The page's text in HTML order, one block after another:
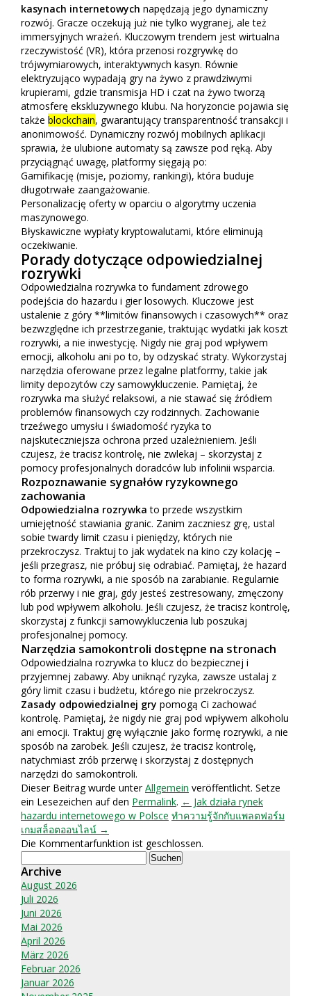
kasynach internetowych napędzają jego dynamiczny
rozwój. Gracze oczekują już nie tylko wygranej, ale też
immersyjnych wrażeń. Kluczowym trendem jest wirtualna
rzeczywistość (VR), która przenosi rozgrywkę do
trójwymiarowych, interaktywnych kasyn. Równie
elektryzująco wypadają gry na żywo z prawdziwymi
krupierami, gdzie transmisja HD i czat na żywo tworzą
atmosferę ekskluzywnego klubu. Na horyzoncie pojawia się
także blockchain, gwarantujący transparentność transakcji i
anonimowość. Dynamiczny rozwój mobilnych aplikacji
sprawia, że ulubione automaty są zawsze pod ręką. Aby
przyciągnąć uwagę, platformy sięgają po:
Gamifikację (misje, poziomy, rankingi), która buduje
długotrwałe zaangażowanie.
Personalizację oferty w oparciu o algorytmy uczenia
maszynowego.
Błyskawiczne wypłaty kryptowalutami, które eliminują
oczekiwanie.
Porady dotyczące odpowiedzialnej
rozrywki
Odpowiedzialna rozrywka to fundament zdrowego
podejścia do hazardu i gier losowych. Kluczowe jest
ustalenie z góry **limitów finansowych i czasowych** oraz
bezwzględne ich przestrzeganie, traktując wydatki jak koszt
rozrywki, a nie inwestycję. Nigdy nie graj pod wpływem
emocji, alkoholu ani po to, by odzyskać straty. Wykorzystaj
narzędzia oferowane przez legalne platformy, takie jak
limity depozytów czy samowykluczenie. Pamiętaj, że
rozrywka ma służyć relaksowi, a nie stawać się źródłem
problemów finansowych czy rodzinnych. Zachowanie
trzeźwego umysłu i świadomość ryzyka to
najskuteczniejsza ochrona przed uzależnieniem. Jeśli
czujesz, że tracisz kontrolę, nie zwlekaj – skorzystaj z
pomocy profesjonalnych doradców lub infolinii wsparcia.
Rozpoznawanie sygnałów ryzykownego
zachowania
Odpowiedzialna rozrywka to przede wszystkim
umiejętność stawiania granic. Zanim zaczniesz grę, ustal
sobie twardy limit czasu i pieniędzy, których nie
przekroczysz. Traktuj to jak wydatek na kino czy kolację –
jeśli przegrasz, nie próbuj się odrabiać. Pamiętaj, że hazard
to forma rozrywki, a nie sposób na zarabianie. Regularnie
rób przerwy i nie graj, gdy jesteś zestresowany, zmęczony
lub pod wpływem alkoholu. Jeśli czujesz, że tracisz kontrolę,
skorzystaj z funkcji samowykluczenia lub poszukaj
profesjonalnej pomocy.
Narzędzia samokontroli dostępne na stronach
Odpowiedzialna rozrywka to klucz do bezpiecznej i
przyjemnej zabawy. Aby uniknąć ryzyka, zawsze ustalaj z
góry limit czasu i budżetu, którego nie przekroczysz.
Zasady odpowiedzialnej gry pomogą Ci zachować
kontrolę. Pamiętaj, że nigdy nie graj pod wpływem alkoholu
ani emocji. Traktuj grę wyłącznie jako formę rozrywki, a nie
sposób na zarobek. Jeśli czujesz, że tracisz kontrolę,
natychmiast zrób przerwę i skorzystaj z dostępnych
narzędzi do samokontroli.
Dieser Beitrag wurde unterAllgemein veröffentlicht. Setze
ein Lesezeichen auf den Permalink. ← Jak działa rynek
hazardu internetowego w Polsce ทำความรู้จักกับแพลตฟอร์ม
เกมสล็อตออนไลน์ →
Die Kommentarfunktion ist geschlossen.
nach:
Archive
August 2026
Juli 2026
Juni 2026
Mai 2026
April 2026
März 2026
Februar 2026
Januar 2026